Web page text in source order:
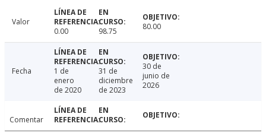
Valor
0.00
98.75 80.00
Fecha
1 de
enero
de 2020
31 de
diciembre
de 2023
30 de
junio de
2026
Comentar